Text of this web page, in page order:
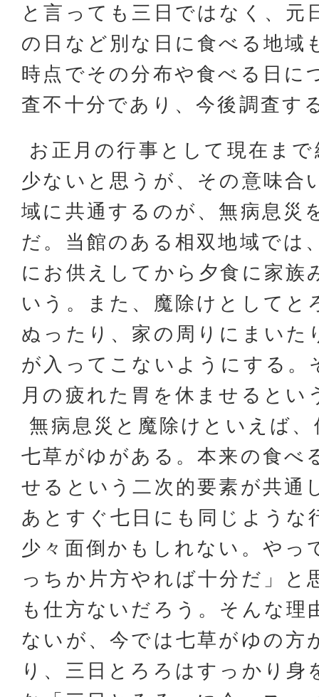
と言っても三日ではなく、元
の日など別な日に食べる地域
時点でその分布や食べる日に
査不十分であり、今後調査す
お正月の行事として現在ま
少ないと思うが、その意味合
域に共通するのが、無病息災
だ。当館のある相双地域では
にお供えしてから夕食に家族
いう。また、魔除けとしてと
ぬったり、家の周りにまいた
が入ってこないようにする。
月の疲れた胃を休ませるとい
無病息災と魔除けといえば
七草がゆがある。本来の食べ
せるという二次的要素が共通
あとすぐ七日にも同じような
少々面倒かもしれない。やっ
っちか片方やれば十分だ」と
も仕方ないだろう。そんな理
ないが、今では七草がゆの方
り、三日とろろはすっかり身